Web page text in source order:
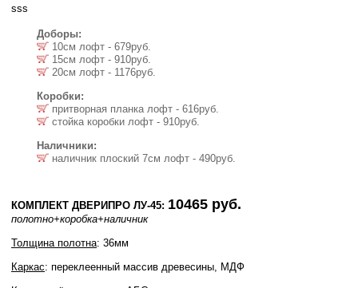
sss
Доборы:
10см лофт - 679руб.
15см лофт - 910руб.
20см лофт - 1176руб.
Коробки:
притворная планка лофт - 616руб.
стойка коробки лофт - 910руб.
Наличники:
наличник плоский 7см лофт - 490руб.
КОМПЛЕКТ ДВЕРИПРО ЛУ-45: 10465 руб.
полотно+коробка+наличник
Толщина полотна: 36мм
Каркас: переклеенный массив древесины, МДФ